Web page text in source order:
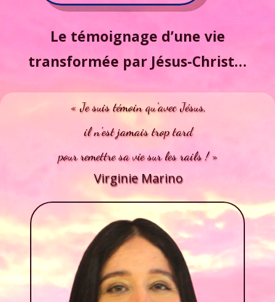
Le témoignage d’une vie
transformée par Jésus-Christ…
« Je suis témoin qu’avec Jésus,
il n’est jamais trop tard
pour remettre sa vie sur les rails ! »
Virginie Marino